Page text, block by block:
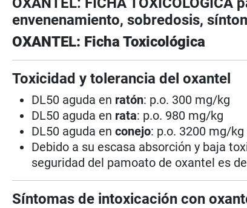
envenenamiento, sobredosis,
OXANTEL: Ficha Toxicológica
Toxicidad y tolerancia del oxantel
DL50 aguda en ratón: p.o. 300 mg/kg
DL50 aguda en rata: p.o. 980 mg/kg
DL50 aguda en conejo: p.o. 3200 mg/kg
Debido a su escasa absorción y baja
seguridad del pamoato de oxantel es
Síntomas de intoxicación con